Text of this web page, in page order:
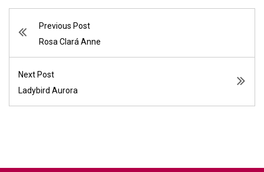
Previous Post
Rosa Clará Anne
Next Post
Ladybird Aurora